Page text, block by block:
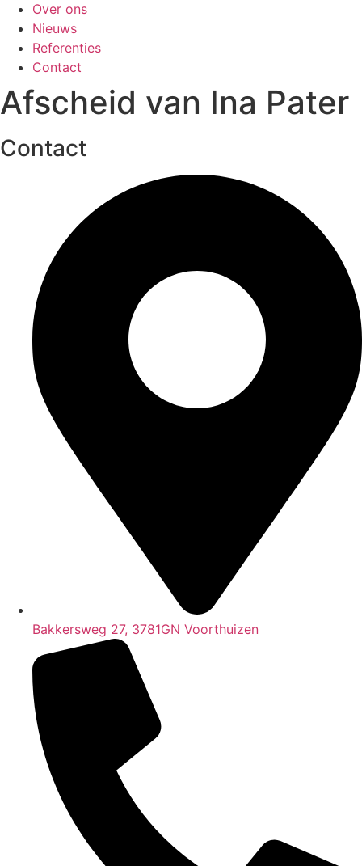
Over ons
Nieuws
Referenties
Contact
Afscheid van Ina Pater
Contact
Bakkersweg 27, 3781GN Voorthuizen